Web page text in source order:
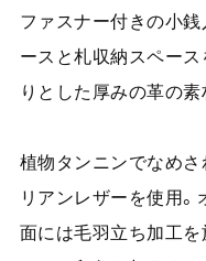
ファスナー付きの小
ースと札収納スペー
りとした厚みの革の素
植物タンニンでなめ
リアンレザーを使用
面には毛羽立ち加工を